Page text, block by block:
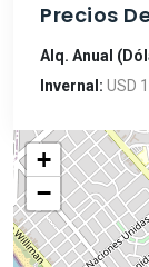
Precios
Alq. Anual
Invernal: USD
+
−